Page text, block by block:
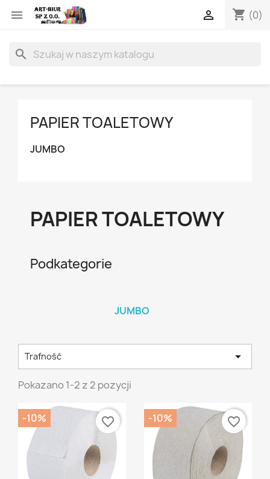
 shopping_cart (0)

search
PAPIER TOALETOWY
JUMBO
PAPIER TOALETOWY
Podkategorie
JUMBO
Trafność 
Pokazano 1-2 z 2 pozycji
-10% favorite_border -10% favorite_border